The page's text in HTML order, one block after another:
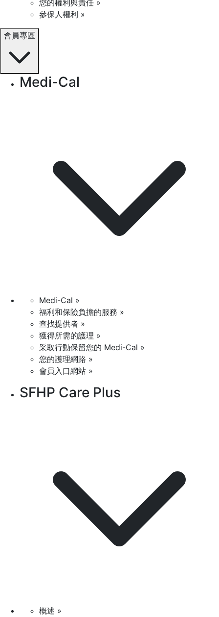
您的權利與責任 »
參保人權利 »
會員專區
Medi-Cal
Medi-Cal »
福利和保險負擔的服務 »
查找提供者 »
獲得所需的護理 »
采取行動保留您的 Medi-Cal »
您的護理網路 »
會員入口網站 »
SFHP Care Plus
概述 »